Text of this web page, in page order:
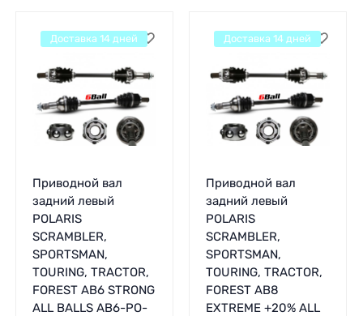
Приводной вал
задний левый
POLARIS
SCRAMBLER,
SPORTSMAN,
TOURING, TRACTOR,
FOREST AB6 STRONG
ALL BALLS AB6-PO-
Доставка 14 дней
Приводной вал
задний левый
POLARIS
SCRAMBLER,
SPORTSMAN,
TOURING, TRACTOR,
FOREST AB8
EXTREME +20% ALL
Доставка 14 дней